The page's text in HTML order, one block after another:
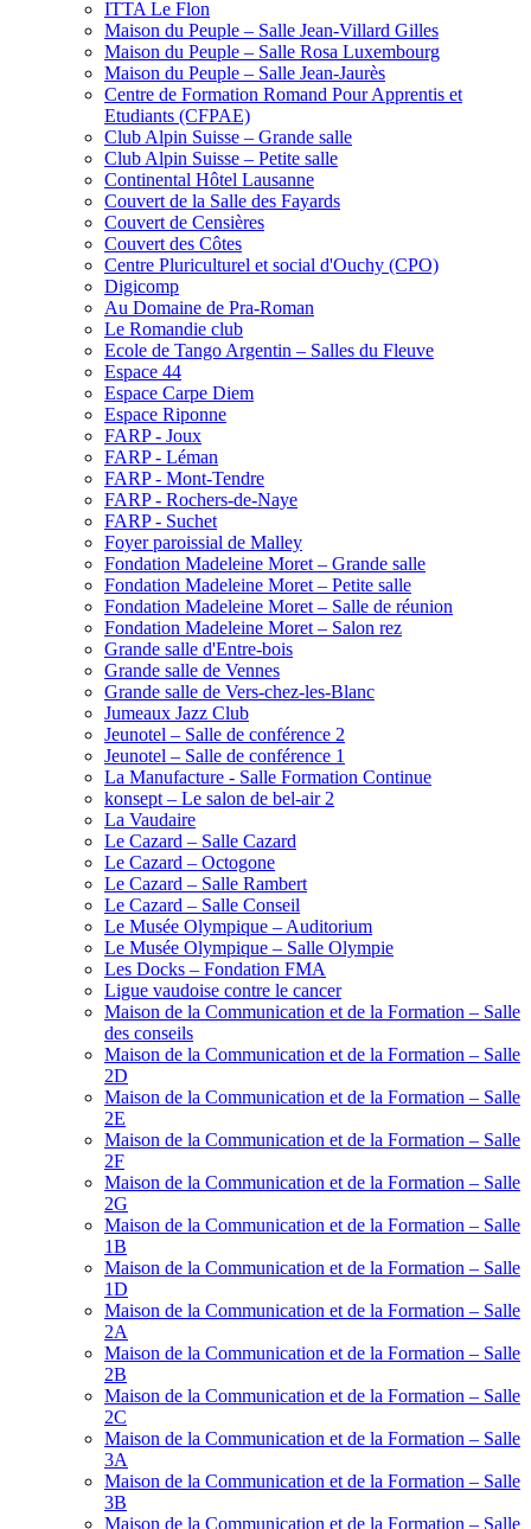
ITTA Le Flon
Maison du Peuple – Salle Jean-Villard Gilles
Maison du Peuple – Salle Rosa Luxembourg
Maison du Peuple – Salle Jean-Jaurès
Centre de Formation Romand Pour Apprentis et
Etudiants (CFPAE)
Club Alpin Suisse – Grande salle
Club Alpin Suisse – Petite salle
Continental Hôtel Lausanne
Couvert de la Salle des Fayards
Couvert de Censières
Couvert des Côtes
Centre Pluriculturel et social d'Ouchy (CPO)
Digicomp
Au Domaine de Pra-Roman
Le Romandie club
Ecole de Tango Argentin – Salles du Fleuve
Espace 44
Espace Carpe Diem
Espace Riponne
FARP - Joux
FARP - Léman
FARP - Mont-Tendre
FARP - Rochers-de-Naye
FARP - Suchet
Foyer paroissial de Malley
Fondation Madeleine Moret – Grande salle
Fondation Madeleine Moret – Petite salle
Fondation Madeleine Moret – Salle de réunion
Fondation Madeleine Moret – Salon rez
Grande salle d'Entre-bois
Grande salle de Vennes
Grande salle de Vers-chez-les-Blanc
Jumeaux Jazz Club
Jeunotel – Salle de conférence 2
Jeunotel – Salle de conférence 1
La Manufacture - Salle Formation Continue
konsept – Le salon de bel-air 2
La Vaudaire
Le Cazard – Salle Cazard
Le Cazard – Octogone
Le Cazard – Salle Rambert
Le Cazard – Salle Conseil
Le Musée Olympique – Auditorium
Le Musée Olympique – Salle Olympie
Les Docks – Fondation FMA
Ligue vaudoise contre le cancer
Maison de la Communication et de la Formation – Salle
des conseils
Maison de la Communication et de la Formation – Salle
2D
Maison de la Communication et de la Formation – Salle
2E
Maison de la Communication et de la Formation – Salle
2F
Maison de la Communication et de la Formation – Salle
2G
Maison de la Communication et de la Formation – Salle
1B
Maison de la Communication et de la Formation – Salle
1D
Maison de la Communication et de la Formation – Salle
2A
Maison de la Communication et de la Formation – Salle
2B
Maison de la Communication et de la Formation – Salle
2C
Maison de la Communication et de la Formation – Salle
3A
Maison de la Communication et de la Formation – Salle
3B
Maison de la Communication et de la Formation – Salle